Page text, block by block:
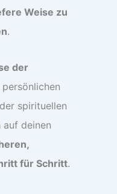
Weise zu
.
der
persönlichen
spirituellen
auf deinen
für Schritt.